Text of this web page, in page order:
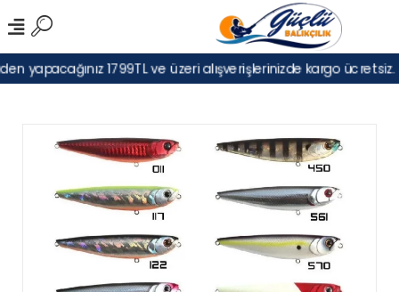
yapacağınız 1799TL ve üzeri alışverişlerinizde kargo ücretsiz.